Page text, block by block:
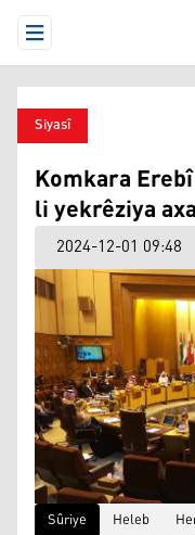
Open Menu
Siyasî
Komkara
li yekrêziya
2024-12-01 09:48
Sûriye Heleb